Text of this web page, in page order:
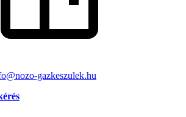
gazkeszulek.hu